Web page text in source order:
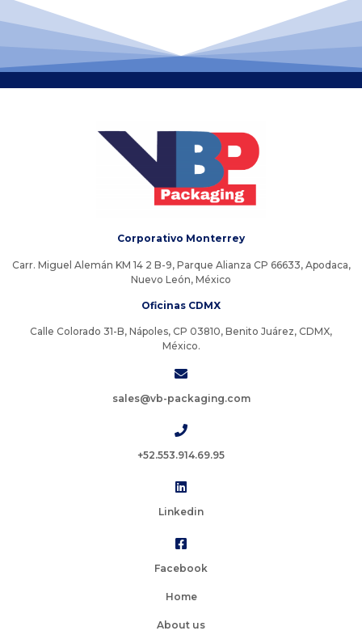
Corporativo Monterrey
Carr. Miguel Alemán KM 14 2 B-9, Parque Alianza CP 66633, Apodaca,
Nuevo León, México
Oficinas CDMX
Calle Colorado 31-B, Nápoles, CP 03810, Benito Juárez, CDMX,
México.
sales@vb-packaging.com
+52.553.914.69.95
Linkedin
Facebook
Home
About us